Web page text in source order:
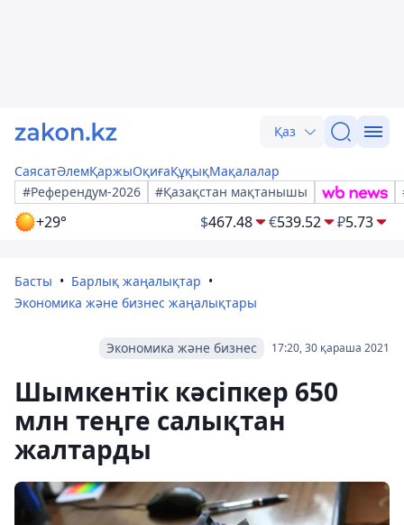
Қаз
СаясатӘлемҚаржыОқиғаҚұқықМақалалар
#Референдум-2026
#Қазақстан мақтанышы
+29° $467.48 €539.52 ₽5.73
Басты
Барлық жаңалықтар
Экономика және бизнес жаңалықтары
17:20, 30 қараша 2021
Экономика және бизнес
Шымкентік кәсіпкер 650
млн теңге салықтан
жалтарды